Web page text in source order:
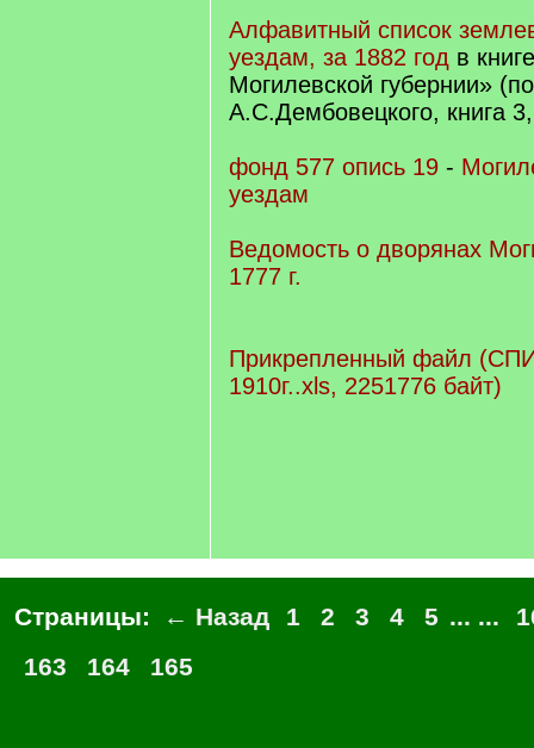
Алфавитный список
уездам, за 1882 год в
Могилевской губернии»
А.С.Дембовецкого, книга
фонд 577 опись 19 -
уездам
Ведомость о дворянах
1777 г.
Прикрепленный файл
1910г..xls, 2251776 байт)
Страницы: ← Назад 1 2 3 4 5 ... ...
163
164 165